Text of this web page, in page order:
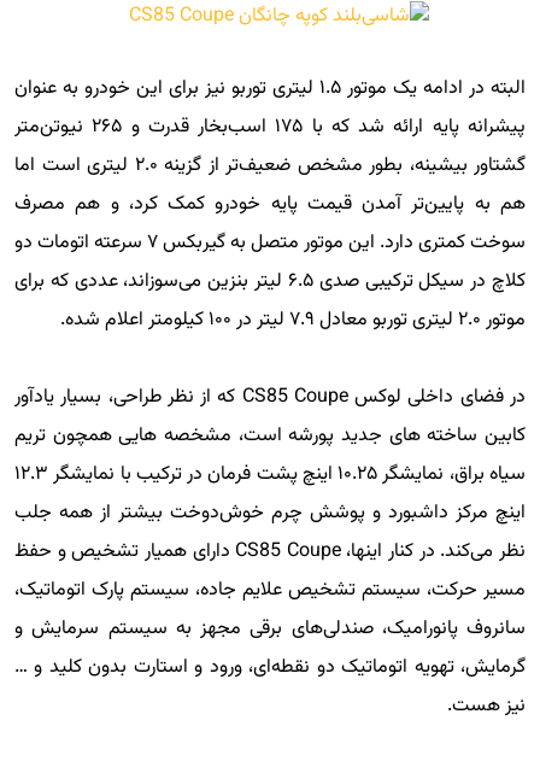
البته در ادامه یک موتور ۱.۵ لیتری توربو نیز برای این خودرو به عنوان
پیشرانه پایه ارائه شد که با ۱۷۵ اسب‌بخار قدرت و ۲۶۵ نیوتن‌متر
گشتاور بیشینه، بطور مشخص ضعیف‌تر از گزینه ۲.۰ لیتری است اما
هم به پایین‌تر آمدن قیمت پایه خودرو کمک کرد، و هم مصرف
سوخت کمتری دارد. این موتور متصل به گیربکس ۷ سرعته اتومات دو
کلاچ در سیکل ترکیبی صدی ۶.۵ لیتر بنزین می‌سوزاند، عددی که برای
موتور ۲.۰ لیتری توربو معادل ۷.۹ لیتر در ۱۰۰ کیلومتر اعلام شده.
در فضای داخلی لوکس CS85 Coupe که از نظر طراحی، بسیار یادآور
کابین ساخته های جدید پورشه است، مشخصه هایی همچون تریم
سیاه براق، نمایشگر ۱۰.۲۵ اینچ پشت فرمان در ترکیب با نمایشگر ۱۲.۳
اینچ مرکز داشبورد و پوشش چرم خوش‌دوخت بیشتر از همه جلب
نظر می‌کند. در کنار اینها، CS85 Coupe دارای همیار تشخیص و حفظ
مسیر حرکت، سیستم تشخیص علایم جاده، سیستم پارک اتوماتیک،
سانروف پانورامیک، صندلی‌های برقی مجهز به سیستم سرمایش و
گرمایش، تهویه اتوماتیک دو نقطه‌ای، ورود و استارت بدون کلید و …
نیز هست.